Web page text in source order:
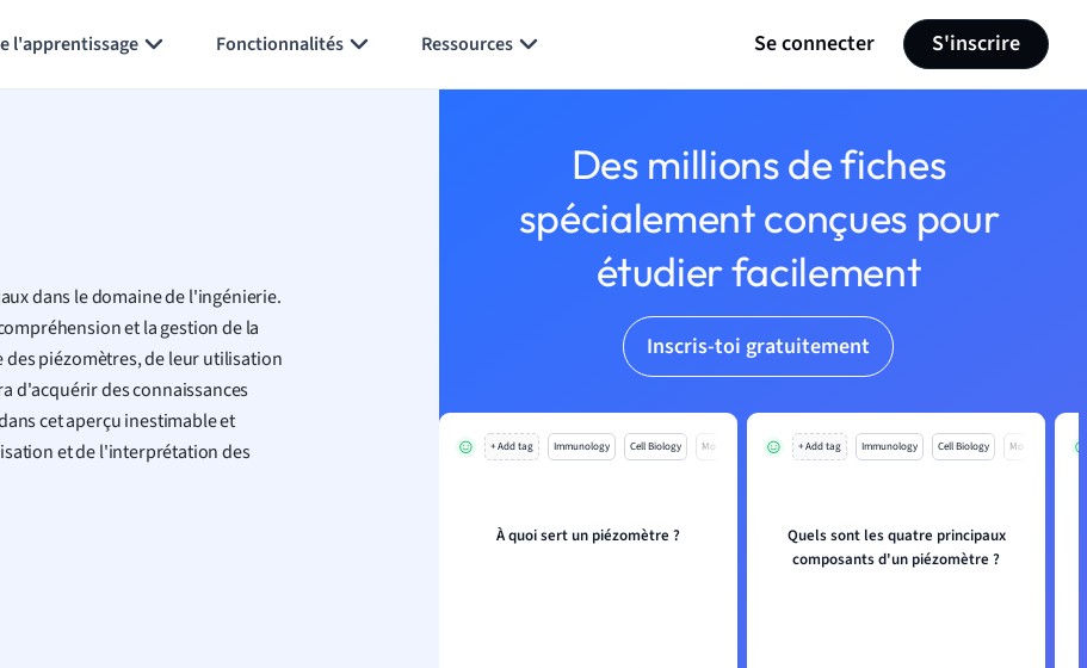
l'apprentissage Fonctionnalités Ressources Se connecter S'inscrire
dans le domaine de l'ingénierie.
et la gestion de la
piézomètres, de leur utilisation
d'acquérir des connaissances
cet aperçu inestimable et
et de l'interprétation des
Des millions de fiches
spécialement conçues pour
étudier facilement
Inscris-toi gratuitement
+ Add tag Immunology Cell Biology Mo
À quoi sert un piézomètre ?
+ Add tag Immunology Cell Biology Mo
Quels sont les quatre principaux
composants d'un piézomètre ?